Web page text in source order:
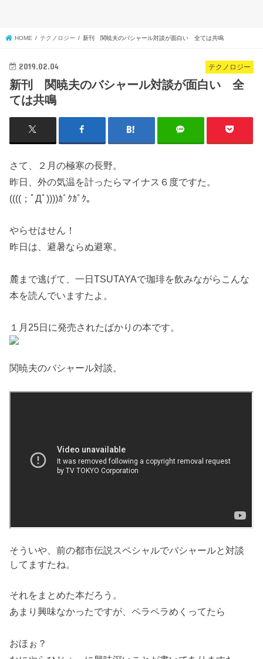
HOME テクノロジー 新刊 関暁夫のバシャール対談が面白い 全ては共鳴
テクノロジー
2019.02.04
新刊 関暁夫のバシャール対談が面白い 全
ては共鳴
さて、２月の極寒の長野。
昨日、外の気温を計ったらマイナス６度ですた。
((((；ﾟДﾟ))))ｶﾞｸｶﾞｸ。
やらせはせん！
昨日は、避暑ならぬ避寒。
麓まで逃げて、一日TSUTAYAで珈琲を飲みながらこんな
本を読んでいますたよ。
１月25日に発売されたばかりの本です。
関暁夫のバシャール対談。
そういや、前の都市伝説スペシャルでバシャールと対談
してますたね。
それをまとめた本だろう。
あまり興味なかったですが、ペラペラめくってたら
おほぉ？